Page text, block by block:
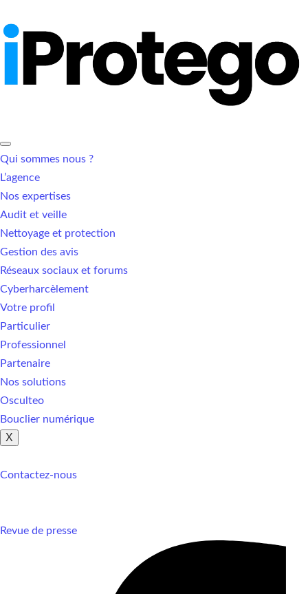
Qui sommes nous ?
L’agence
Nos expertises
Audit et veille
Nettoyage et protection
Gestion des avis
Réseaux sociaux et forums
Cyberharcèlement
Votre profil
Particulier
Professionnel
Partenaire
Nos solutions
Osculteo
Bouclier numérique
X
Contactez-nous
Revue de presse